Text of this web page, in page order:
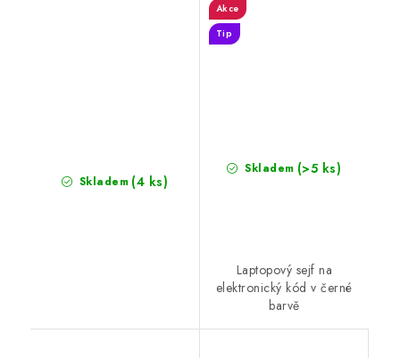
Skladem (4 ks)
Akce
Tip
Skladem (>5 ks)
Laptopový sejf na
elektronický kód v černé
barvě